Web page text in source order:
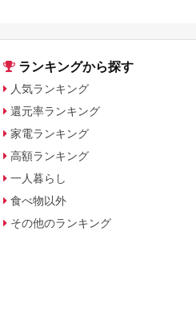
ランキングから探す
人気ランキング
還元率ランキング
家電ランキング
高額ランキング
一人暮らし
食べ物以外
その他のランキング